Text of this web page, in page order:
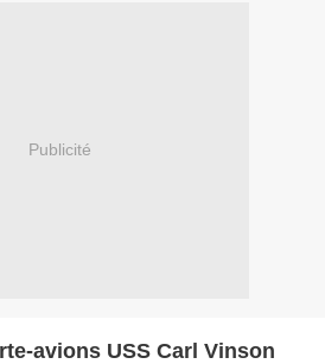
Publicité
avions USS Carl Vinson